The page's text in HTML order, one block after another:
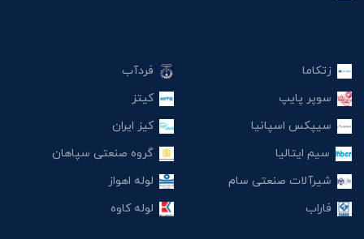
زتکاما
سوپر پایپ
سیپکس اسپانیا
سیم ایتالیا
شیرآلات صنعتی سام
فاراب
فردآب
کیتز
کیز ایران
گروه صنعتی سپاهان
لوله اهواز
لوله کاوه